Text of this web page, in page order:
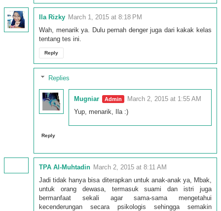
Ila Rizky March 1, 2015 at 8:18 PM
Wah, menarik ya. Dulu pernah denger juga dari kakak kelas
tentang tes ini.
Reply
Replies
Mugniar
March 2, 2015 at 1:55 AM
Yup, menarik, Ila :)
Reply
TPA Al-Muhtadin March 2, 2015 at 8:11 AM
Jadi tidak hanya bisa diterapkan untuk anak-anak ya, Mbak,
untuk orang dewasa, termasuk suami dan istri juga
bermanfaat sekali agar sama-sama mengetahui
kecenderungan secara psikologis sehingga semakin